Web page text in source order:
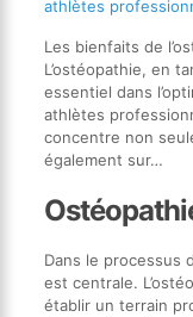
athlètes
Les bienfaits de
L’ostéopathie, en
essentiel dans
athlètes
concentre non
également sur…
Dans le processus
est centrale.
établir un terrain